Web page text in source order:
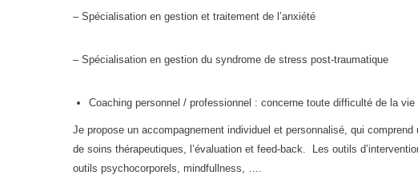
– Spécialisation en gestion et traitement de l’anxiété
– Spécialisation en gestion du syndrome de stress post-traumatique
Coaching personnel / professionnel : concerne toute difficulté de la
Je propose un accompagnement individuel et personnalisé, qui
de soins thérapeutiques, l’évaluation et feed-back. Les outils
outils psychocorporels, mindfullness, ….